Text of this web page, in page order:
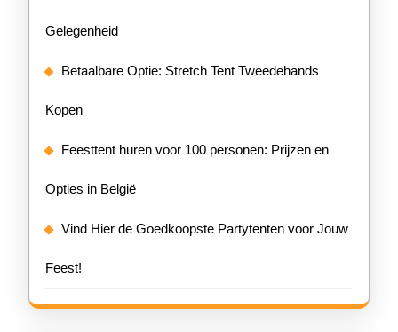
Gelegenheid
Betaalbare Optie: Stretch Tent Tweedehands
Kopen
Feesttent huren voor 100 personen: Prijzen en
Opties in België
Vind Hier de Goedkoopste Partytenten voor Jouw
Feest!